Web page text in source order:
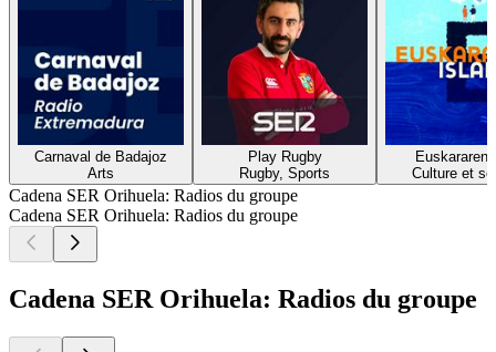
Carnaval de Badajoz
Arts
Play Rugby
Rugby, Sports
Euskararen
Culture et
Cadena SER Orihuela: Radios du groupe
Cadena SER Orihuela: Radios du groupe
Cadena SER Orihuela: Radios du groupe